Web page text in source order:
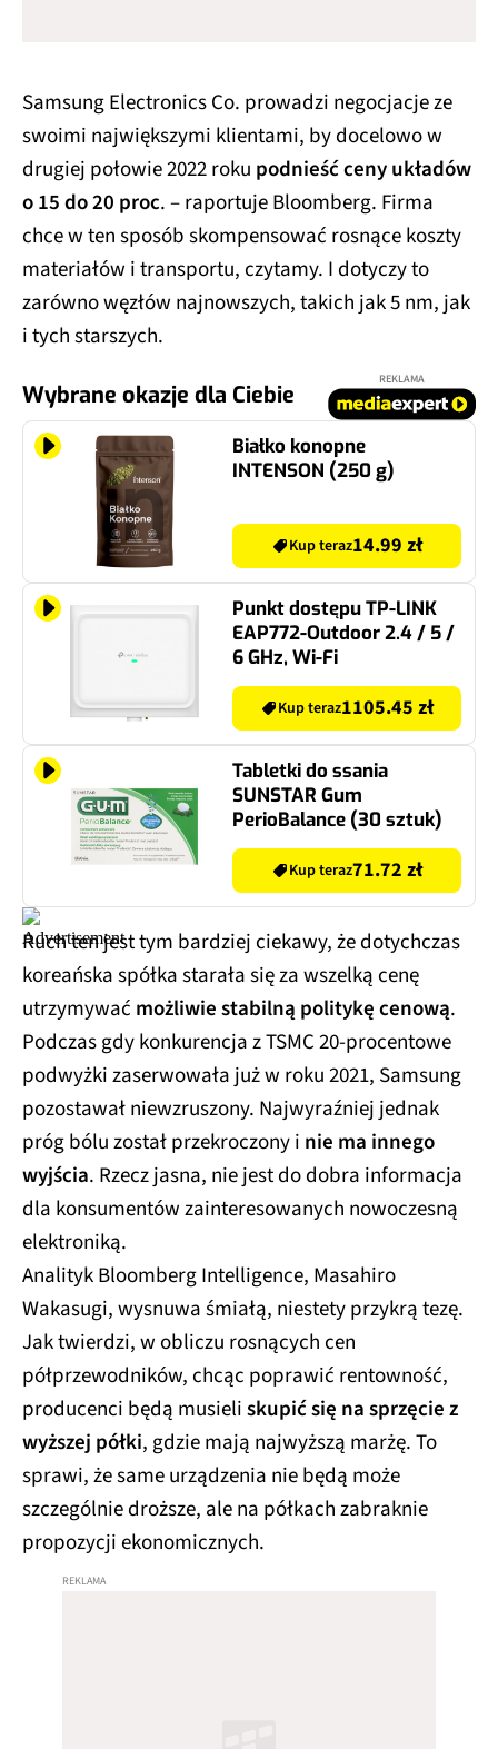
Samsung Electronics Co. prowadzi negocjacje ze
swoimi największymi klientami, by docelowo w
drugiej połowie 2022 roku podnieść ceny układów
o 15 do 20 proc. – raportuje Bloomberg. Firma
chce w ten sposób skompensować rosnące koszty
materiałów i transportu, czytamy. I dotyczy to
zarówno węzłów najnowszych, takich jak 5 nm, jak
i tych starszych.
Wybrane okazje dla Ciebie
REKLAMA
Białko konopne
INTENSON (250 g)
Kup teraz14.99 zł
Punkt dostępu TP-LINK
EAP772-Outdoor 2.4 / 5 /
6 GHz, Wi-Fi
Kup teraz1105.45 zł
Tabletki do ssania
SUNSTAR Gum
PerioBalance (30 sztuk)
Kup teraz71.72 zł
Ruch ten jest tym bardziej ciekawy, że dotychczas
koreańska spółka starała się za wszelką cenę
utrzymywać możliwie stabilną politykę cenową.
Podczas gdy konkurencja z TSMC 20-procentowe
podwyżki zaserwowała już w roku 2021, Samsung
pozostawał niewzruszony. Najwyraźniej jednak
próg bólu został przekroczony i nie ma innego
wyjścia. Rzecz jasna, nie jest do dobra informacja
dla konsumentów zainteresowanych nowoczesną
elektroniką.
Analityk Bloomberg Intelligence, Masahiro
Wakasugi, wysnuwa śmiałą, niestety przykrą tezę.
Jak twierdzi, w obliczu rosnących cen
półprzewodników, chcąc poprawić rentowność,
producenci będą musieliskupić się na sprzęcie z
wyższej półki, gdzie mają najwyższą marżę. To
sprawi, że same urządzenia nie będą może
szczególnie droższe, ale na półkach zabraknie
propozycji ekonomicznych.